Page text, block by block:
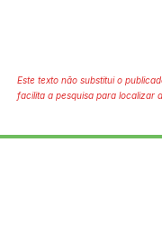
Este texto não substitui o
facilita a pesquisa para localizar